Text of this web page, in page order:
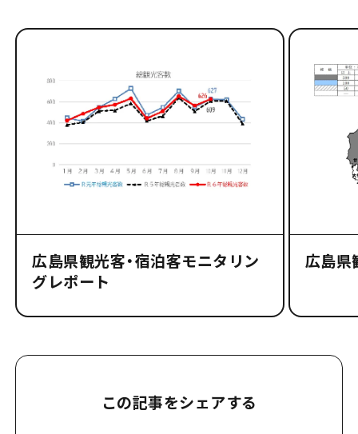
広島県観光客・宿泊客モニタリン
グレポート
広島県
この記事をシェアする